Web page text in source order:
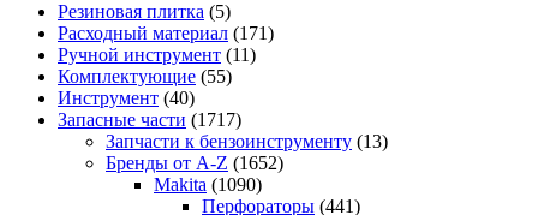
Резиновая плитка (5)
Расходный материал (171)
Ручной инструмент (11)
Комплектующие (55)
Инструмент (40)
Запасные части (1717)
Запчасти к бензоинструменту (13)
Бренды от A-Z (1652)
Makita (1090)
Перфораторы (441)